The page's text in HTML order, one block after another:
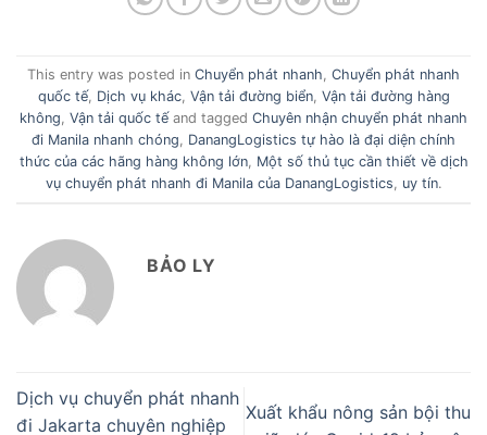
This entry was posted in Chuyển phát nhanh Chuyển phát nhanh
quốc tế, Dịch vụ khác, Vận tải đường biển, Vận tải đường hàng
không Vận tải quốc tếand tagged Chuyên nhận chuyển phát nhanh
đi Manila nhanh chóng
DanangLogistics tự hào là đại diện chính
thức của các hãng hàng không lớn, Một số thủ tục cần thiết về dịch
vụ chuyển phát nhanh đi Manila của DanangLogistics
uy tín.
BẢO LY
Dịch vụ chuyển phát nhanh
đi Jakarta chuyên nghiệp
Xuất khẩu nông sản bội thu